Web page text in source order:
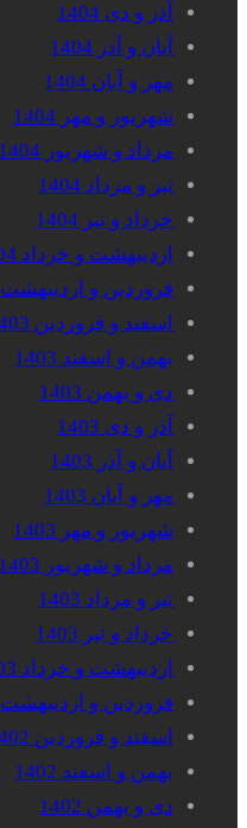
آذر و دی 1404
آبان و آذر 1404
مهر و آبان 1404
شهریور و مهر 1404
مرداد و شهریور 1404
تیر و مرداد 1404
خرداد و تیر 1404
اردیبهشت و خرداد 1404
فروردین و اردیبهشت 1404
اسفند و فروردین 1403
بهمن و اسفند 1403
دی و بهمن 1403
آذر و دی 1403
آبان و آذر 1403
مهر و آبان 1403
شهریور و مهر 1403
مرداد و شهریور 1403
تیر و مرداد 1403
خرداد و تیر 1403
اردیبهشت و خرداد 1403
فروردین و اردیبهشت 1403
اسفند و فروردین 1402
بهمن و اسفند 1402
دی و بهمن 1402